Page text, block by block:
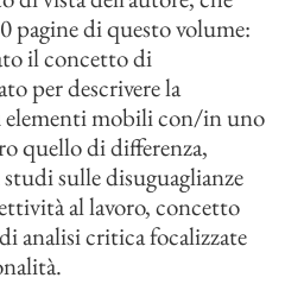
pagine di questo volume:
il concetto di
per descrivere la
mobili con/in uno
quello di differenza,
sulle disuguaglianze
al lavoro, concetto
analisi critica focalizzate